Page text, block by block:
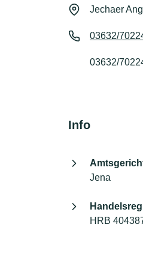
Jechaer
03632/
03632/
Info
Jena
HRB